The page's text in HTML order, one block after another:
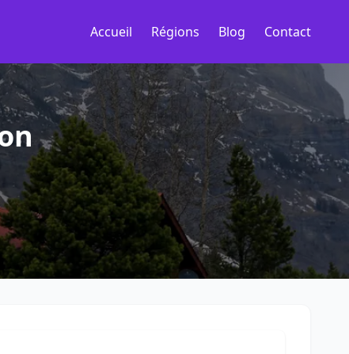
Accueil Régions Blog Contact